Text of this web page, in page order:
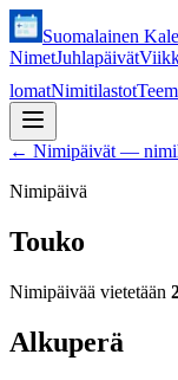
Suomalainen
NimetJuhlapäivät
lomatNimitilastot
← Nimipäivät —
Nimipäivä
Touko
Nimipäivää vietetään
Alkuperä